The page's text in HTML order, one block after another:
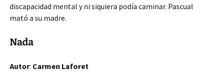
discapacidad mental y ni siquiera podía caminar. Pascual
mató a su madre.
Nada
Autor: Carmen Laforet